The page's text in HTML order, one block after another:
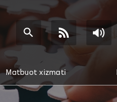
Matbuot xizmati